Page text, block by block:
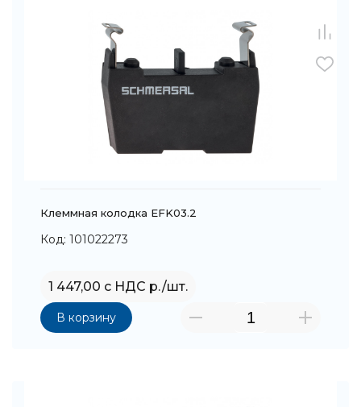
Клеммная колодка EFK03.2
Код: 101022273
1 447,00 с НДС р./шт.
В корзину